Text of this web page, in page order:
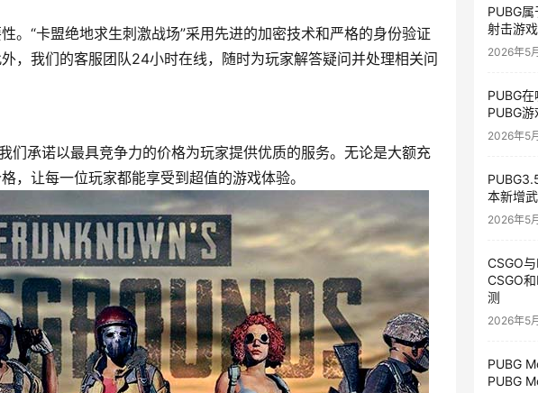
。“卡盟绝地求生刺激战场”采用先进的加密技术和严格的身份验证
，我们的客服团队24小时在线，随时为玩家解答疑问并处理相关问
们承诺以最具竞争力的价格为玩家提供优质的服务。无论是大额充
，让每一位玩家都能享受到超值的游戏体验。
PUBG
射击游
2026年5
PUBG
PUBG
2026年5
本新增
2026年5
CSGO
CSGO
测
2026年5
PUBG
PUBG